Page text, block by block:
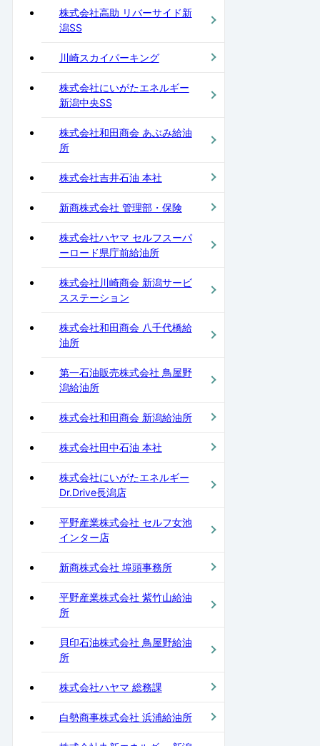
株式会社高助 リバーサイド新
潟SS
川崎スカイパーキング
株式会社にいがたエネルギー
新潟中央SS
株式会社和田商会 あぶみ給油
所
株式会社吉井石油 本社
新商株式会社 管理部・保険
株式会社ハヤマ セルフスーパ
ーロード県庁前給油所
株式会社川崎商会 新潟サービ
スステーション
株式会社和田商会 八千代橋給
油所
第一石油販売株式会社 鳥屋野
潟給油所
株式会社和田商会 新潟給油所
株式会社田中石油 本社
株式会社にいがたエネルギー
Dr.Drive長潟店
平野産業株式会社 セルフ女池
インター店
新商株式会社 埠頭事務所
平野産業株式会社 紫竹山給油
所
貝印石油株式会社 鳥屋野給油
所
株式会社ハヤマ 総務課
白勢商事株式会社 浜浦給油所